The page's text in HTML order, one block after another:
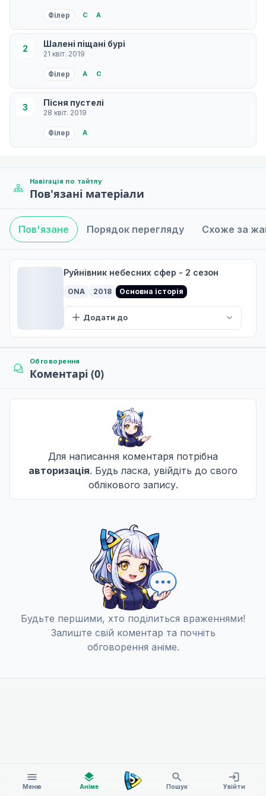
menu
Меню
layers
Аніме
search
Пошук
login
Увійти
Філер С A
2 Шалені піщані бурі
21 квіт. 2019
Філер A С
3 Пісня пустелі
28 квіт. 2019
Філер A
Навігація по тайтлу
Пов'язані матеріали
Пов'язане Порядок перегляду Схоже за
Руйнівник небесних сфер - 2 сезон
ONA 2018 Основна історія
Додати до
Обговорення
Коментарі (0)
Для написання коментаря потрібна
авторизація. Будь ласка, увійдіть до свого
облікового запису.
Будьте першими, хто поділиться враженнями!
Залиште свій коментар та почніть
обговорення аніме.